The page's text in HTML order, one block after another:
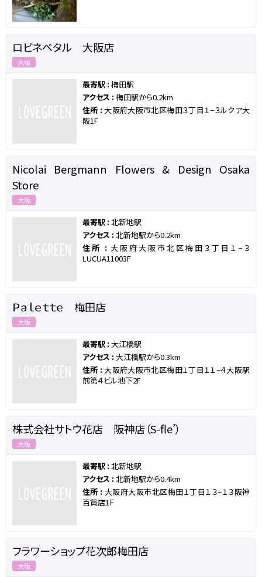
ロビネペタル 大阪店
大阪
最寄駅 : 梅田駅
アクセス : 梅田駅から0.2km
住所 :大阪府大阪市北区梅田３丁目１−３ルクア大
阪1F
Nicolai Bergmann Flowers & Design Osaka
Store
大阪
最寄駅 : 北新地駅
アクセス : 北新地駅から0.2km
住所 : 大阪府大阪市北区梅田３丁目１−３
LUCUA11003F
Ｐａｌｅｔｔｅ 梅田店
大阪
最寄駅 : 大江橋駅
アクセス : 大江橋駅から0.3km
住所 :大阪府大阪市北区梅田１丁目１１−４大阪駅
前第４ビル地下2F
株式会社サトウ花店 阪神店（S-fle’）
大阪
最寄駅 : 北新地駅
アクセス : 北新地駅から0.4km
住所 : 大阪府大阪市北区梅田１丁目１３−１３阪神
百貨店1Ｆ
フラワーショップ花次郎梅田店
大阪